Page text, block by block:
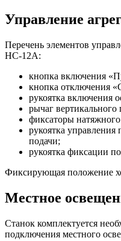
Управление
Перечень элементов
НС-12А:
кнопка включения
кнопка отключения
рукоятка включения
рычаг
фиксаторы натяжного
рукоятка
подачи;
рукоятка фиксации
Фиксирующая положение
Местное
Станок комплектуется
подключения местного